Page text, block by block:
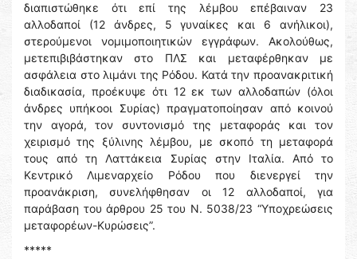
διαπιστώθηκε ότι επί της λέμβου επέβαιναν 23
αλλοδαποί (12 άνδρες, 5 γυναίκες και 6 ανήλικοι),
στερούμενοι νομιμοποιητικών εγγράφων. Ακολούθως,
μετεπιβιβάστηκαν στο ΠΛΣ και μεταφέρθηκαν με
ασφάλεια στο λιμάνι της Ρόδου. Κατά την προανακριτική
διαδικασία, προέκυψε ότι 12 εκ των αλλοδαπών (όλοι
άνδρες υπήκοοι Συρίας) πραγματοποίησαν από κοινού
την αγορά, τον συντονισμό της μεταφοράς και τον
χειρισμό της ξύλινης λέμβου, με σκοπό τη μεταφορά
τους από τη Λαττάκεια Συρίας στην Ιταλία. Από το
Κεντρικό Λιμεναρχείο Ρόδου που διενεργεί την
προανάκριση, συνελήφθησαν οι 12 αλλοδαποί, για
παράβαση του άρθρου 25 του Ν. 5038/23 “Υποχρεώσεις
μεταφορέων-Κυρώσεις”.
*****